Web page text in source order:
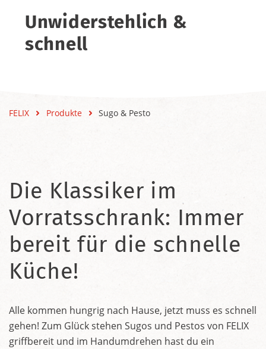
Unwiderstehlich &
schnell
FELIX Produkte Sugo & Pesto
Die Klassiker im
Vorratsschrank: Immer
bereit für die schnelle
Küche!
Alle kommen hungrig nach Hause, jetzt muss es schnell
gehen! Zum Glück stehen Sugos und Pestos von FELIX
griffbereit und im Handumdrehen hast du ein